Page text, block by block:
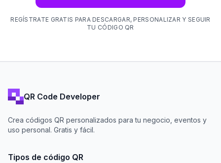
REGÍSTRATE GRATIS PARA DESCARGAR, PERSONALIZAR Y SEGUIR
TU CÓDIGO QR
QR Code Developer
Crea códigos QR personalizados para tu negocio, eventos y
uso personal. Gratis y fácil.
Tipos de código QR